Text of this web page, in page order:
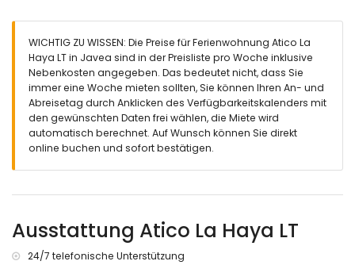
Ausstattung:
Stellplatz in der Gemeinschaftsgarage
Zentrale Klimaanlage im gesamten Appartement
Zentral Heizung und Fußbodenheizung in den Badezimmern
Aufzug im Gebäude
Elektrische Rolladen
WICHTIG ZU WISSEN: Die Preise für Ferienwohnung Atico La
Haya LT in Javea sind in der Preisliste pro Woche inklusive
Nebenkosten angegeben. Das bedeutet nicht, dass Sie
immer eine Woche mieten sollten, Sie können Ihren An- und
Abreisetag durch Anklicken des Verfügbarkeitskalenders mit
den gewünschten Daten frei wählen, die Miete wird
automatisch berechnet. Auf Wunsch können Sie direkt
online buchen und sofort bestätigen.
Ausstattung Atico La Haya LT
24/7 telefonische Unterstützung